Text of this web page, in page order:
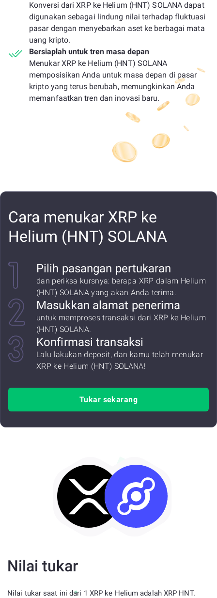
Konversi dari XRP ke Helium (HNT) SOLANA dapat
digunakan sebagai lindung nilai terhadap fluktuasi
pasar dengan menyebarkan aset ke berbagai mata
uang kripto.
Bersiaplah untuk tren masa depan
Menukar XRP ke Helium (HNT) SOLANA
memposisikan Anda untuk masa depan di pasar
kripto yang terus berubah, memungkinkan Anda
memanfaatkan tren dan inovasi baru.
Cara menukar XRP ke
Helium (HNT) SOLANA
Pilih pasangan pertukaran
dan periksa kursnya: berapa XRP dalam Helium
(HNT) SOLANA yang akan Anda terima.
Masukkan alamat penerima
untuk memproses transaksi dari XRP ke Helium
(HNT) SOLANA.
Konfirmasi transaksi
Lalu lakukan deposit, dan kamu telah menukar
XRP ke Helium (HNT) SOLANA!
Tukar sekarang
Nilai tukar
Nilai tukar saat ini dari 1 XRP ke Helium adalah XRP HNT.